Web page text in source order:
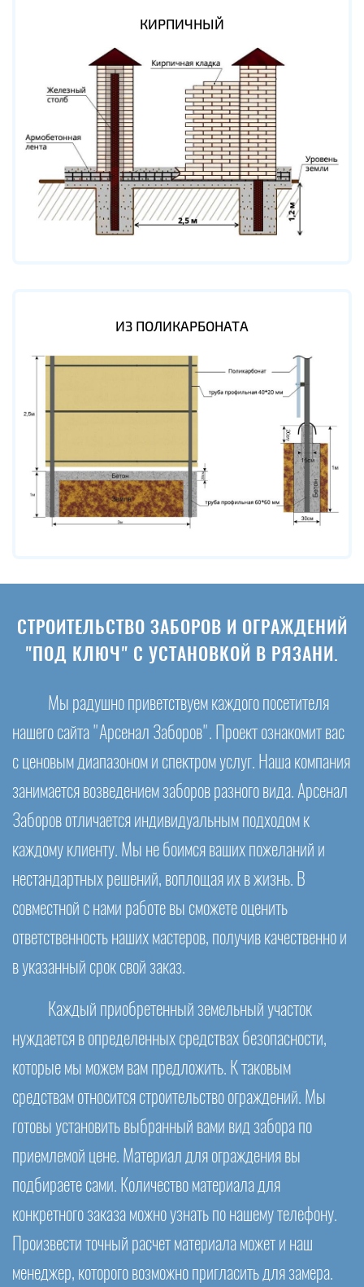
КИРПИЧНЫЙ
ИЗ ПОЛИКАРБОНАТА
СТРОИТЕЛЬСТВО ЗАБОРОВ И ОГРАЖДЕНИЙ
"ПОД КЛЮЧ" С УСТАНОВКОЙ В РЯЗАНИ.
Мы радушно приветствуем каждого посетителя
нашего сайта "Арсенал Заборов". Проект ознакомит вас
с ценовым диапазоном и спектром услуг. Наша компания
занимается возведением заборов разного вида. Арсенал
Заборов отличается индивидуальным подходом к
каждому клиенту. Мы не боимся ваших пожеланий и
нестандартных решений, воплощая их в жизнь. В
совместной с нами работе вы сможете оценить
ответственность наших мастеров, получив качественно и
в указанный срок свой заказ.
Каждый приобретенный земельный участок
нуждается в определенных средствах безопасности,
которые мы можем вам предложить. К таковым
средствам относится строительство ограждений. Мы
готовы установить выбранный вами вид забора по
приемлемой цене. Материал для ограждения вы
подбираете сами. Количество материала для
конкретного заказа можно узнать по нашему телефону.
Произвести точный расчет материала может и наш
менеджер, которого возможно пригласить для замера.